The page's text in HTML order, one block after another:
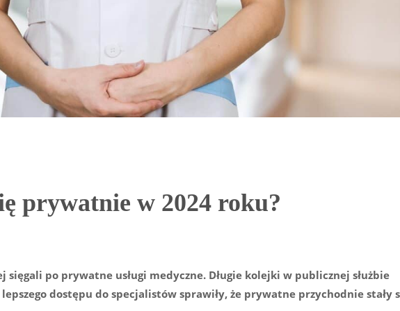
prywatnie w 2024 roku?
sięgali po prywatne usługi medyczne. Długie kolejki w publicznej służbie
dostępu do specjalistów sprawiły, że prywatne przychodnie stały